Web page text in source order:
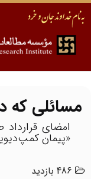
مسائلی که
امضای قرارداد
«پیمان
486 بازدید